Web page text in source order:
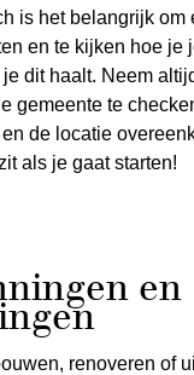
is het belangrijk om
en te kijken hoe je
dit haalt. Neem
gemeente te
de locatie
als je gaat starten!
en
renoveren of